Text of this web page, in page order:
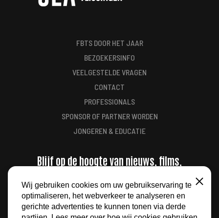
FBTS DOOR HET JAAR
BEZOEKERSINFO
VEELGESTELDE VRAGEN
CONTACT
PROFESSIONALS
SPONSOR OF PARTNER WORDEN
JONGEREN & EDUCATIE
Blijf op de hoogte van nieuws, films,
AANMELDEN
Wij gebruiken cookies om uw gebruikservaring te
optimaliseren, het webverkeer te analyseren en
gerichte advertenties te kunnen tonen via derde
Sluiten